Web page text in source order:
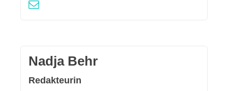
Nadja Behr
Redakteurin